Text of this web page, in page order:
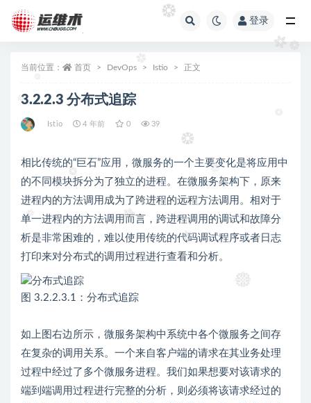
登录
当前位置： 首页 DevOps Istio 正文
3.2.2.3 分布式追踪
Istio 4 年前 0 39
相比传统的“巨石”应用，微服务的一个主要变化是将应用中
的不同模块拆分为了独立的进程。在微服务架构下，原来
进程内的方法调用成为了跨进程的远程方法调用。相对于
单一进程内的方法调用而言，跨进程调用的调试和故障分
析是非常困难的，难以使用传统的代码调试程序或者日志
打印来对分布式的调用过程进行查看和分析。
图 3.2.2.3.1：分布式追踪
如上图右边所示，微服务架构中系统中各个微服务之间存
在复杂的调用关系。一个来自客户端的请求在其业务处理
过程中经过了多个微服务进程。我们如果想要对该请求的
端到端调用过程进行完整的分析，则必须将该请求经过的